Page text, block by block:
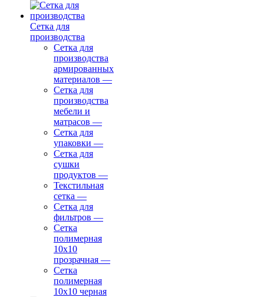
Сетка для
производства
Сетка для
производства
армированных
материалов —
Сетка для
производства
мебели и
матрасов —
Сетка для
упаковки —
Сетка для
сушки
продуктов —
Текстильная
сетка —
Сетка для
фильтров —
Сетка
полимерная
10х10
прозрачная —
Сетка
полимерная
10х10 черная